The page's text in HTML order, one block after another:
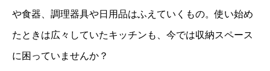
や食器、調理器具や日用品はふえていくもの。使い始め
たときは広々していたキッチンも、今では収納スペース
に困っていませんか？